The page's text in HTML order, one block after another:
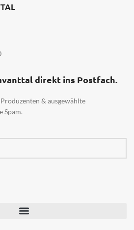
direkt ins Postfach.
& ausgewählte
Spam.